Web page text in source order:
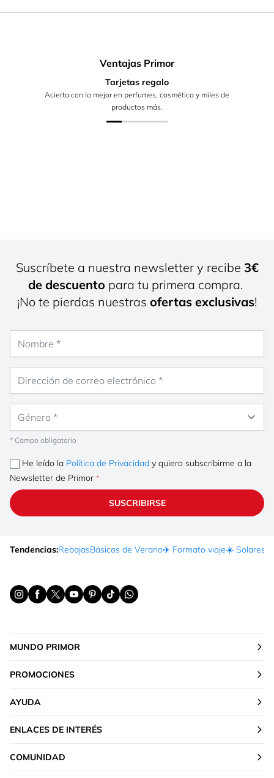
Ventajas Primor
Tarjetas regalo
Acierta con lo mejor en perfumes, cosmética y miles de
productos más.
Suscríbete a nuestra newsletter y recibe 3€
de descuento para tu primera compra.
¡No te pierdas nuestras ofertas exclusivas!
* Campo obligatorio
He leído la Política de Privacidad y quiero subscribirme a la
Newsletter de Primor
SUSCRIBIRSE
Tendencias:RebajasBásicos de Verano✈️ Formato viaje☀️ Solares
MUNDO PRIMOR
PROMOCIONES
AYUDA
ENLACES DE INTERÉS
COMUNIDAD